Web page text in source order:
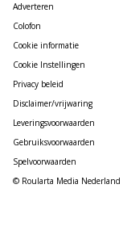
Adverteren
Colofon
Cookie informatie
Cookie Instellingen
Privacy beleid
Disclaimer/vrijwaring
Leveringsvoorwaarden
Gebruiksvoorwaarden
Spelvoorwaarden
© Roularta Media Nederland